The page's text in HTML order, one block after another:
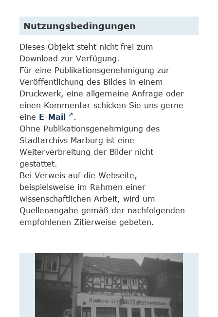
Nutzungsbedingungen
Dieses Objekt steht nicht frei zum
Download zur Verfügung.
Für eine Publikationsgenehmigung zur
Veröffentlichung des Bildes in einem
Druckwerk, eine allgemeine Anfrage oder
einen Kommentar schicken Sie uns gerne
eine E-Mail
.
Ohne Publikationsgenehmigung des
Stadtarchivs Marburg ist eine
Weiterverbreitung der Bilder nicht
gestattet.
Bei Verweis auf die Webseite,
beispielsweise im Rahmen einer
wissenschaftlichen Arbeit, wird um
Quellenangabe gemäß der nachfolgenden
empfohlenen Zitierweise gebeten.